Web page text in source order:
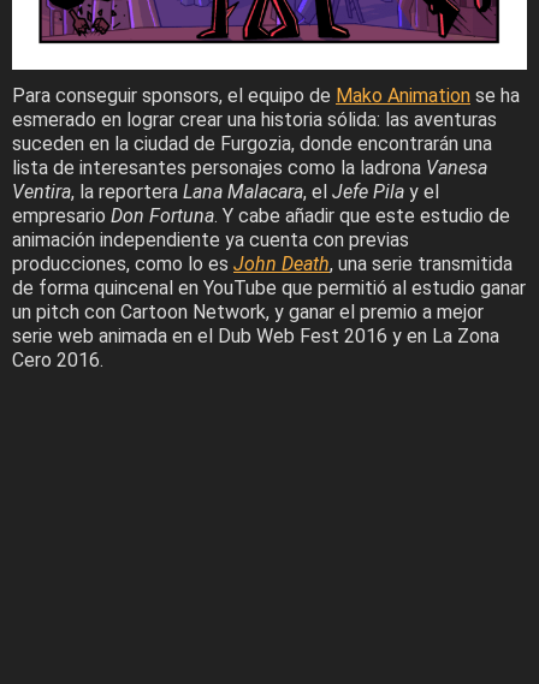
Para conseguir sponsors, el equipo de Mako Animation se ha
esmerado en lograr crear una historia sólida: las aventuras
suceden en la ciudad de Furgozia, donde encontrarán una
lista de interesantes personajes como la ladrona Vanesa
Ventira, la reportera Lana Malacara, el Jefe Pila y el
empresario Don Fortuna. Y cabe añadir que este estudio de
animación independiente ya cuenta con previas
producciones, como lo es John Death, una serie transmitida
de forma quincenal en YouTube que permitió al estudio ganar
un pitch con Cartoon Network, y ganar el premio a mejor
serie web animada en el Dub Web Fest 2016 y en La Zona
Cero 2016.